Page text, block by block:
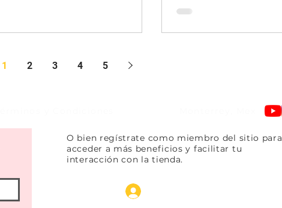
1 2 3 4 5
O bien regístrate como miembro del sitio para
acceder a más beneficios y facilitar tu
interacción con la tienda.